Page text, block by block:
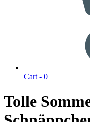
Cart - 0
Tolle